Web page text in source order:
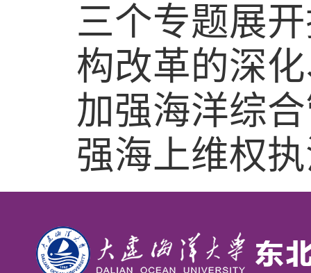
三个专题展
构改革的深
加强海洋综
强海上维权